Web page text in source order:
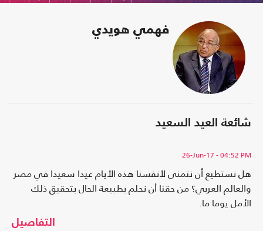
فهمي هويدي
شائعة العيد السعيد
26-Jun-17 - 04:52 PM
هل نستطيع أن نتمنى لأنفسنا هذه الأيام عيدا سعيدا في مصر
والعالم العربي؟ من حقنا أن نحلم بطبيعة الحال بتحقيق ذلك
الأمل يوما ما.
التفاصيل